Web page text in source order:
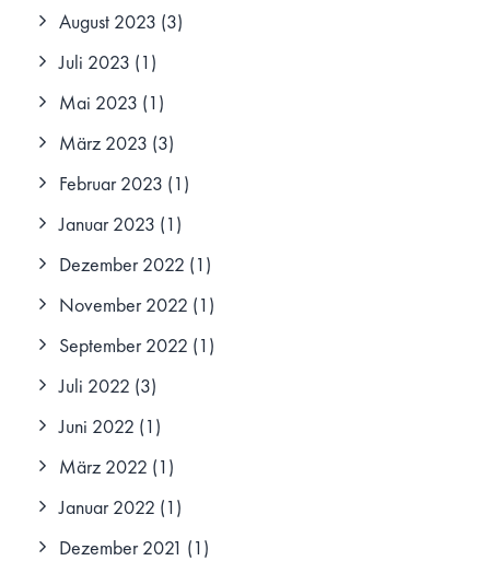
August 2023 (3)
Juli 2023 (1)
Mai 2023 (1)
März 2023 (3)
Februar 2023 (1)
Januar 2023 (1)
Dezember 2022 (1)
November 2022 (1)
September 2022 (1)
Juli 2022 (3)
Juni 2022 (1)
März 2022 (1)
Januar 2022 (1)
Dezember 2021 (1)